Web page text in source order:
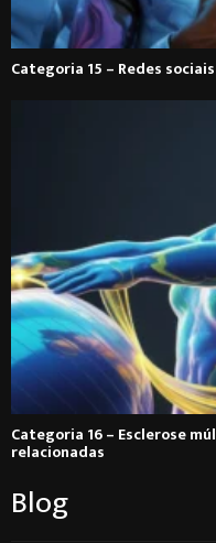
Categoria 15 – Redes
Categoria 16 – Esclerose
relacionadas
Blog